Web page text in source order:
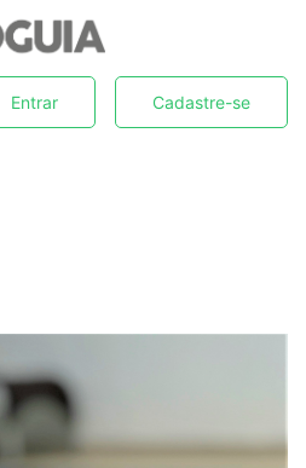
Entrar Cadastre-se